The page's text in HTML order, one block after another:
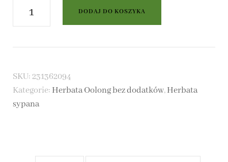
ilość
Herbata
Oolong
DODAJ DO KOSZYKA
SKU:231362094
Kategorie: Herbata Oolong bez dodatków,Herbata
sypana